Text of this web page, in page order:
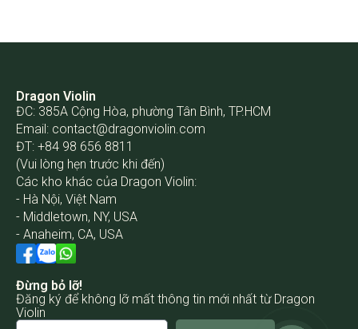
Dragon Violin
ĐC: 385A Cộng Hòa, phường Tân Bình, TP.HCM
Email: contact@dragonviolin.com
ĐT: +84 98 656 8811
(Vui lòng hẹn trước khi đến)
Các kho khác của Dragon Violin:
- Hà Nội, Việt Nam
- Middletown, NY, USA
- Anaheim, CA, USA
Đừng bỏ lỡ!
Đăng ký để không lỡ mất thông tin mới nhất từ Dragon
Violin